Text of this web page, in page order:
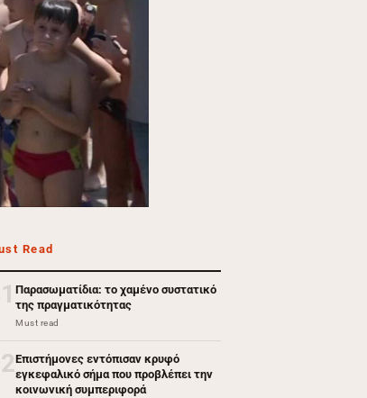
Read
Παρασωματίδια: το χαμένο συστατικό
της πραγματικότητας
Must read
Επιστήμονες εντόπισαν κρυφό
εγκεφαλικό σήμα που προβλέπει την
κοινωνική συμπεριφορά